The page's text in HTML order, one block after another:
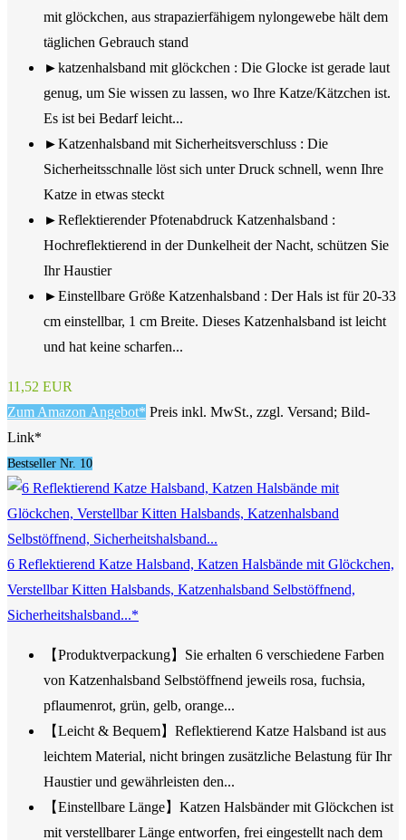
mit glöckchen, aus strapazierfähigem nylongewebe hält dem
täglichen Gebrauch stand
►katzenhalsband mit glöckchen : Die Glocke ist gerade laut
genug, um Sie wissen zu lassen, wo Ihre Katze/Kätzchen ist.
Es ist bei Bedarf leicht...
►Katzenhalsband mit Sicherheitsverschluss : Die
Sicherheitsschnalle löst sich unter Druck schnell, wenn Ihre
Katze in etwas steckt
►Reflektierender Pfotenabdruck Katzenhalsband :
Hochreflektierend in der Dunkelheit der Nacht, schützen Sie
Ihr Haustier
►Einstellbare Größe Katzenhalsband : Der Hals ist für 20-33
cm einstellbar, 1 cm Breite. Dieses Katzenhalsband ist leicht
und hat keine scharfen...
11,52 EUR
Zum Amazon Angebot* Preis inkl. MwSt., zzgl. Versand; Bild-
Link*
Bestseller Nr. 10
6 Reflektierend Katze Halsband, Katzen Halsbände mit Glöckchen,
Verstellbar Kitten Halsbands, Katzenhalsband Selbstöffnend,
Sicherheitshalsband...*
【Produktverpackung】Sie erhalten 6 verschiedene Farben
von Katzenhalsband Selbstöffnend jeweils rosa, fuchsia,
pflaumenrot, grün, gelb, orange...
【Leicht & Bequem】Reflektierend Katze Halsband ist aus
leichtem Material, nicht bringen zusätzliche Belastung für Ihr
Haustier und gewährleisten den...
【Einstellbare Länge】Katzen Halsbänder mit Glöckchen ist
mit verstellbarer Länge entworfen, frei eingestellt nach dem